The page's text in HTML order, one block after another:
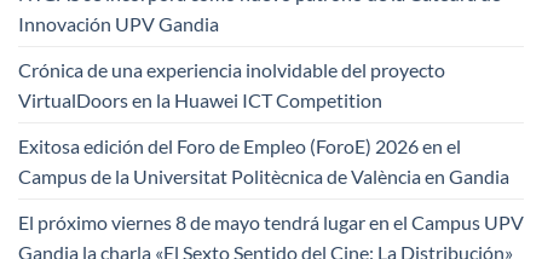
Innovación UPV Gandia
Crónica de una experiencia inolvidable del proyecto
VirtualDoors en la Huawei ICT Competition
Exitosa edición del Foro de Empleo (ForoE) 2026 en el
Campus de la Universitat Politècnica de València en Gandia
El próximo viernes 8 de mayo tendrá lugar en el Campus UPV
Gandia la charla «El Sexto Sentido del Cine: La Distribución»